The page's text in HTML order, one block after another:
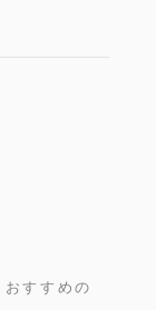
すすめの